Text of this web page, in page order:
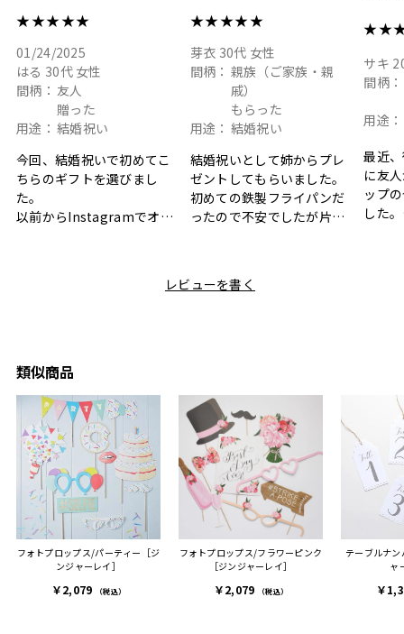
★★★★★
01/24/2025
はる 30代 女性
間柄： 友人
贈った
用途： 結婚祝い
今回、結婚祝いで初めてこ
ちらのギフトを選びまし
た。
以前からInstagramでオシ
と大好きなカレーのセット
ちらも大変気に入ったと写
った時は、HYACCAギフト
を選んでよかったし他の友
人にもお勧めしたいと感じ
ました。
また、こちら不注意でメー
ルアドレスを誤って入力し
登録してログインできなく
困った際にも、迅速に回答
連絡があり大変助かりまし
★★★★★
芽衣 30代 女性
間柄： 親族（ご家族・親
戚）
もらった
用途： 結婚祝い
結婚祝いとして姉からプレ
ゼントしてもらいました。
初めての鉄製フライパンだ
ったので不安でしたが片手
利です。洗い物も減って一
で、いい思い出になりまし
た。
サキ
間柄：
用途：
最近
に友
ップ
した。
ヒー
レビューを書く
類似商品
フォトプロップス/パーティー［ジ
ンジャーレイ］
￥2,079 （税込）
フォトプロップス/フラワーピンク
［ジンジャーレイ］
￥2,079 （税込）
テーブルナ
ャ
￥